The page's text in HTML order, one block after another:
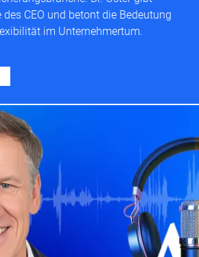
CEO und betont die Bedeutung
im Unternehmertum.